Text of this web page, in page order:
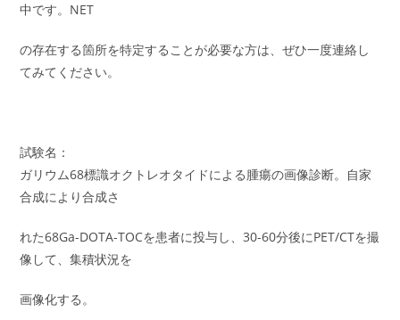
中です。NET
の存在する箇所を特定することが必要な方は、ぜひ一度連絡し
てみてください。
試験名：
ガリウム68標識オクトレオタイドによる腫瘍の画像診断。自家
合成により合成さ
れた68Ga-DOTA-TOCを患者に投与し、30-60分後にPET/CTを撮
像して、集積状況を
画像化する。